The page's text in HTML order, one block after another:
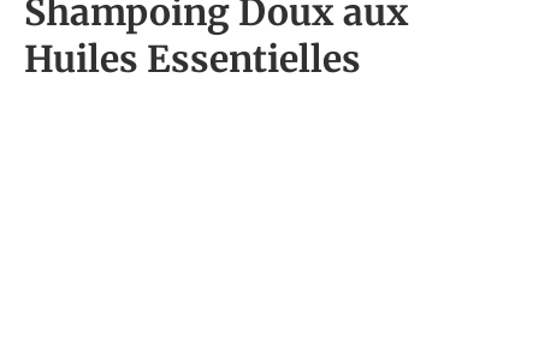
Shampoing Doux aux
Huiles Essentielles